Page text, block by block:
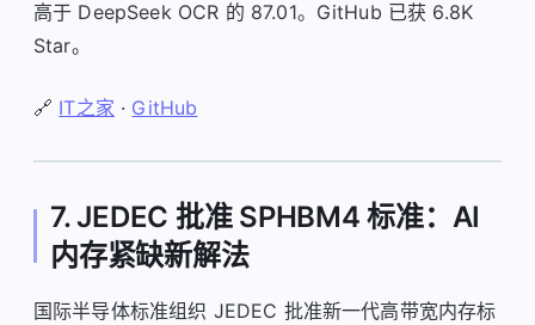
高于 DeepSeek OCR 的 87.01。GitHub 已获 6.8K
Star。
🔗 IT之家 · GitHub
7. JEDEC 批准 SPHBM4 标准：AI
内存紧缺新解法
国际半导体标准组织 JEDEC 批准新一代高带宽内存标